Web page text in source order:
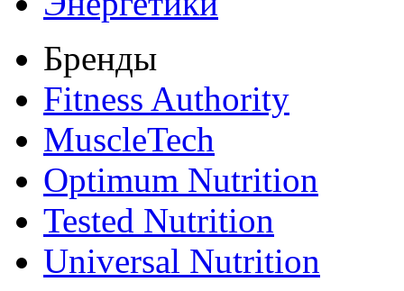
Бренды
Fitness Authority
MuscleTech
Optimum Nutrition
Tested Nutrition
Universal Nutrition